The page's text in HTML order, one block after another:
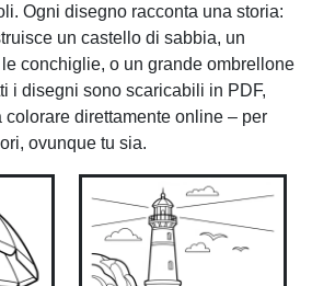
Ogni disegno racconta una storia:
un castello di sabbia, un
conchiglie, o un grande ombrellone
i disegni sono scaricabili in PDF,
direttamente online – per
ovunque tu sia.